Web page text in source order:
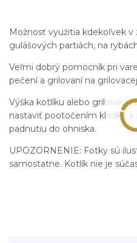
Možnosť využitia kdekoľvek v
gulášových partiách, na
Veľmi dobrý pomocník pri
pečení a grilovaní na
Výška kotlíku alebo grilovacej
nastaviť pootočením kladky
padnutiu do ohniska.
UPOZORNENIE: Fotky sú
samostatne. Kotlík nie je